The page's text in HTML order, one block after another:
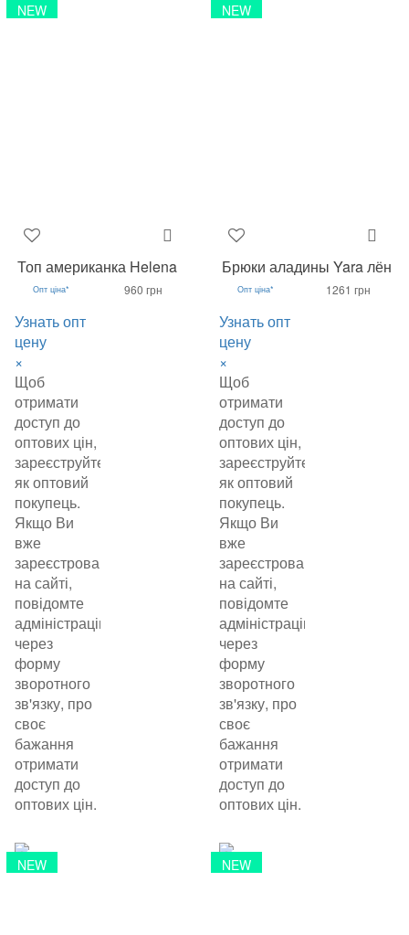
NEW
Топ американка Helena
Опт ціна*
Узнать опт
цену
×
Щоб
отримати
доступ до
оптових цін,
зареєструйтеся
як оптовий
покупець.
Якщо Ви
вже
зареєстровані
на сайті,
повідомте
адміністрацію
через
форму
зворотного
зв'язку, про
своє
бажання
отримати
доступ до
оптових цін.
960 грн
NEW
Брюки аладины Yara лён
Опт ціна*
Узнать опт
цену
×
Щоб
отримати
доступ до
оптових цін,
зареєструйтеся
як оптовий
покупець.
Якщо Ви
вже
зареєстровані
на сайті,
повідомте
адміністрацію
через
форму
зворотного
зв'язку, про
своє
бажання
отримати
доступ до
оптових цін.
1261 грн
NEW NEW